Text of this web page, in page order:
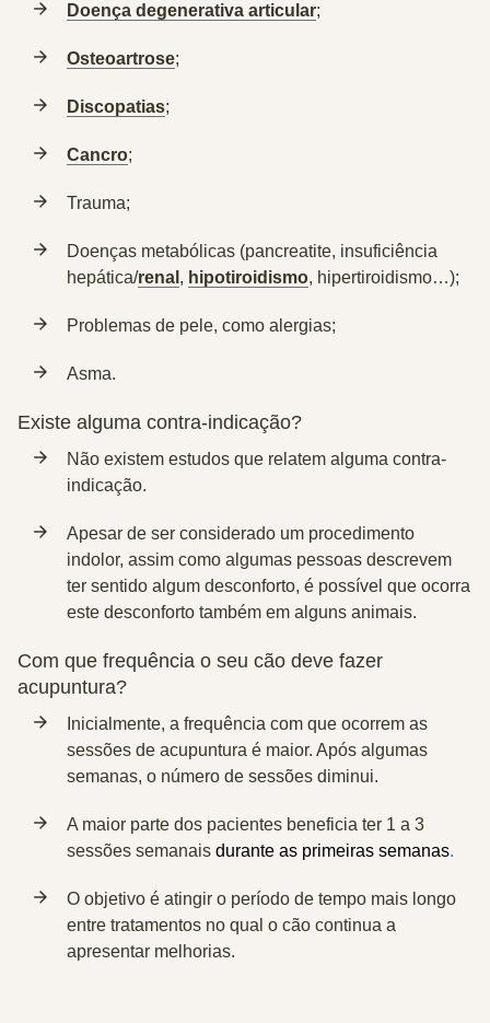
Doença degenerativa articular;
Osteoartrose;
Discopatias;
Cancro;
Trauma;
Doenças metabólicas (pancreatite, insuficiência
hepática/renal , hipotiroidismo, hipertiroidismo…);
Problemas de pele, como alergias;
Asma.
Existe alguma contra-indicação?
Não existem estudos que relatem alguma contra-
indicação.
Apesar de ser considerado um procedimento
indolor, assim como algumas pessoas descrevem
ter sentido algum desconforto, é possível que ocorra
este desconforto também em alguns animais.
Com que frequência o seu cão deve fazer
acupuntura?
Inicialmente, a frequência com que ocorrem as
sessões de acupuntura é maior. Após algumas
semanas, o número de sessões diminui.
A maior parte dos pacientes beneficia ter 1 a 3
sessões semanais durante as primeiras semanas.
O objetivo é atingir o período de tempo mais longo
entre tratamentos no qual o cão continua a
apresentar melhorias.